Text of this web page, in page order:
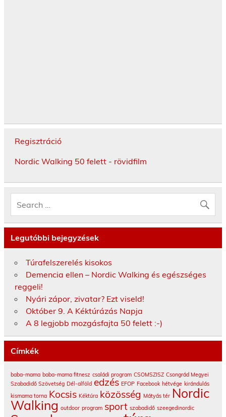
Regisztráció
Nordic Walking 50 felett - rövidfilm
Legutóbbi bejegyzések
Túrafelszerelés kisokos
Demencia ellen – Nordic Walking és egészséges
reggeli!
Nyári zápor, zivatar? Ezt viseld!
Október 9. A Kéktúrázás Napja
A 8 legjobb mozgásfajta 50 felett :-)
Címkék
baba-mama baba-mama fitnesz családi program CSOMSZISZ Csongrád Megyei
Szabadidő Szövetség Dél-alföld edzés EFOP Facebook hétvége kirándulás
kismama torna Kocsis Kéktúra közösség Mátyás tér Nordic
Walking outdoor program sport szabadidő szeegedinordic